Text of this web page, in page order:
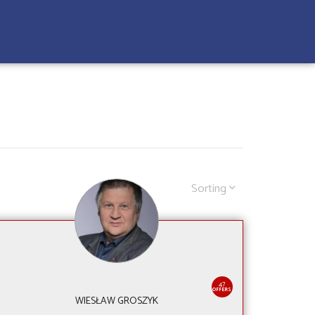
Sorting
47
OFFERS
WIESŁAW GROSZYK